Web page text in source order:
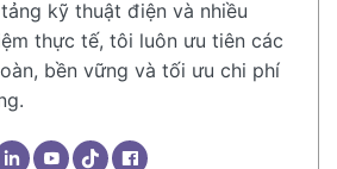
kỹ thuật điện và nhiều
thực tế, tôi luôn ưu tiên các
bền vững và tối ưu chi phí